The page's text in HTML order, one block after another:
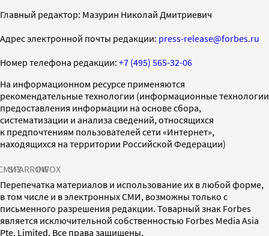
Главный редактор: Мазурин Николай Дмитриевич
Адрес электронной почты редакции: press-release@forbes.ru
Номер телефона редакции: +7 (495) 565-32-06
На информационном ресурсе применяются
рекомендательные технологии (информационные технологии
предоставления информации на основе сбора,
систематизации и анализа сведений, относящихся
к предпочтениям пользователей сети «Интернет»,
находящихся на территории Российской Федерации)
SPARROWINFOX
Перепечатка материалов и использование их в любой форме,
в том числе и в электронных СМИ, возможны только с
письменного разрешения редакции. Товарный знак Forbes
является исключительной собственностью Forbes Media Asia
Pte. Limited. Все права защищены.